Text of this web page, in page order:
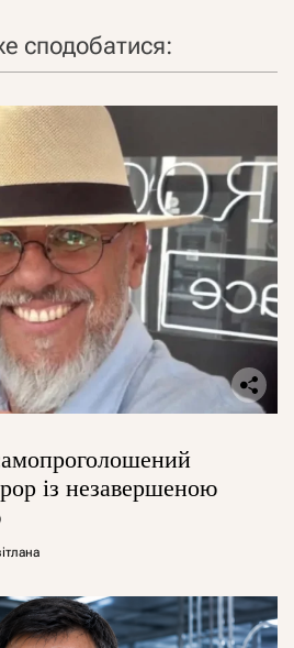
сподобатися:
із незавершеною